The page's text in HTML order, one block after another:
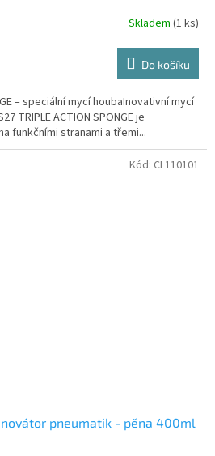
Skladem (1 ks)
Do košíku
– speciální mycí houbaInovativní mycí
TRIPLE ACTION SPONGE je
funkčními stranami a třemi...
pneumatik - pěna 400ml
Kód: CL110101